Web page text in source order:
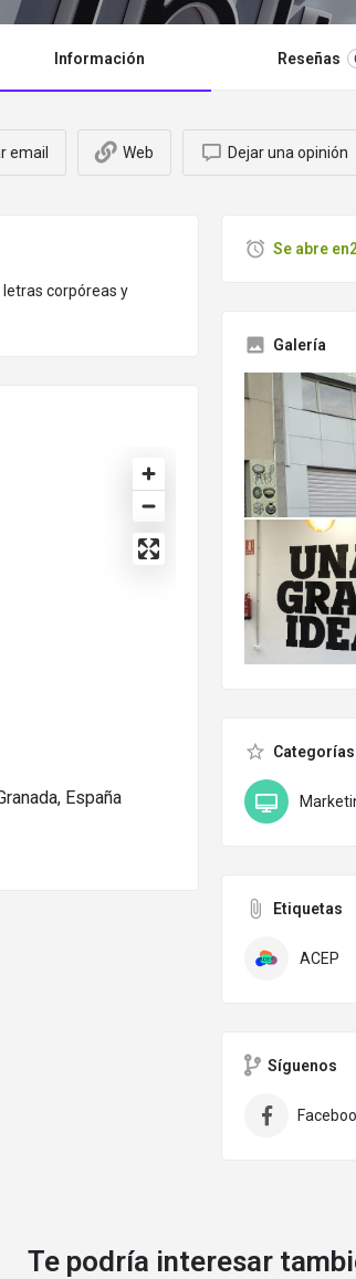
Información Reseñas
email Web Dejar una opinión
corpóreas y
España
Se abre
Galería
Categorías
Etiquetas
ACEP
Síguenos
Te podría interesar